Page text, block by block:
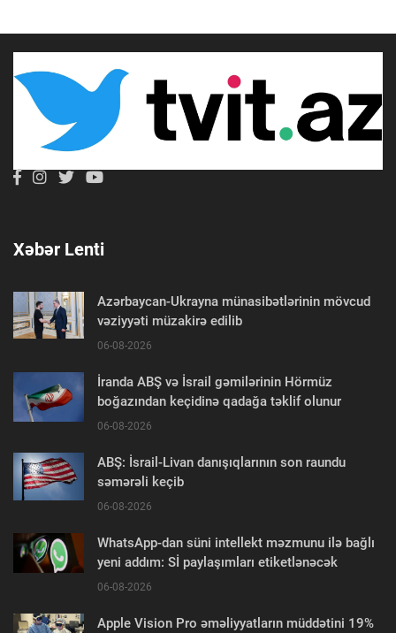
Xəbər Lenti
Azərbaycan-Ukrayna münasibətlərinin mövcud
vəziyyəti müzakirə edilib
06-08-2026
İranda ABŞ və İsrail gəmilərinin Hörmüz
boğazından keçidinə qadağa təklif olunur
06-08-2026
ABŞ: İsrail-Livan danışıqlarının son raundu
səmərəli keçib
06-08-2026
WhatsApp-dan süni intellekt məzmunu ilə bağlı
yeni addım: Sİ paylaşımları etiketlənəcək
06-08-2026
Apple Vision Pro əməliyyatların müddətini 19%